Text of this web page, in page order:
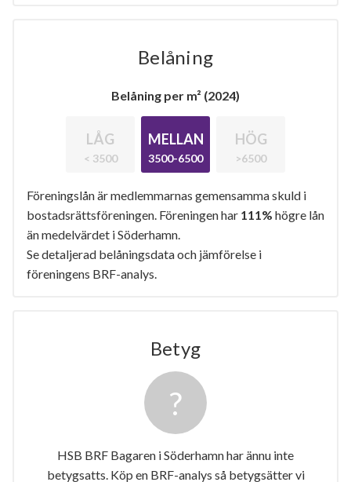
Belåning
Belåning per m² (2024)
LÅG
< 3500
MELLAN
3500-6500
HÖG
>6500
Föreningslån är medlemmarnas gemensamma skuld i
bostadsrättsföreningen. Föreningen har 111% högre lån
än medelvärdet i Söderhamn.
Se detaljerad belåningsdata och jämförelse i
föreningens BRF-analys.
Betyg
HSB BRF Bagaren i Söderhamn har ännu inte
betygsatts. Köp en BRF-analys så betygsätter vi